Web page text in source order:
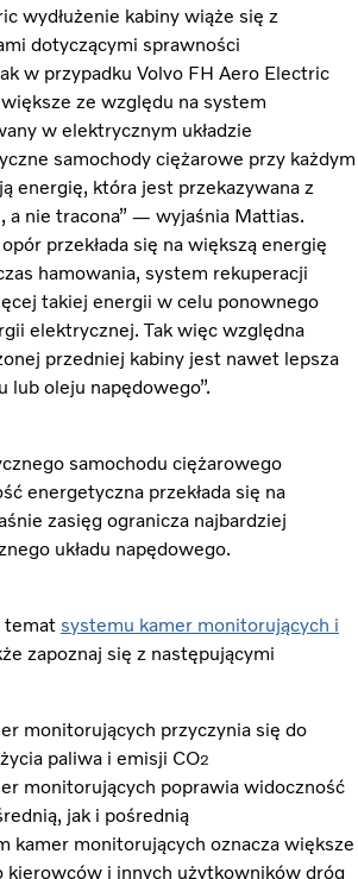
wydłużenie kabiny wiąże się z
dotyczącymi sprawności
w przypadku Volvo FH Aero Electric
ze względu na system
w elektrycznym układzie
samochody ciężarowe przy każdym
energię, która jest przekazywana z
a nie tracona” — wyjaśnia Mattias.
przekłada się na większą energię
hamowania, system rekuperacji
takiej energii w celu ponownego
elektrycznej. Tak więc względna
przedniej kabiny jest nawet lepsza
lub oleju napędowego”.
samochodu ciężarowego
energetyczna przekłada się na
zasięg ogranicza najbardziej
układu napędowego.
temat systemu kamer monitorujących i
zapoznaj się z następującymi
monitorujących przyczynia się do
paliwa i emisji CO2
monitorujących poprawia widoczność
jak i pośrednią
kamer monitorujących oznacza większe
kierowców i innych użytkowników dróg